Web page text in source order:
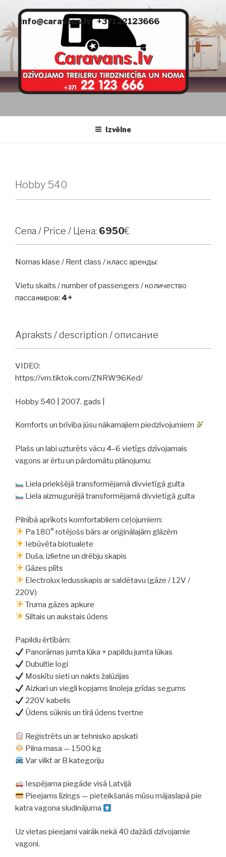
saturu
Izvēlne
Hobby 540
Cena / Price / Цена: 6950€
Nomas klase / Rent class / класс аренды:
Vietu skaits / number of passengers / количество
пассажиров: 4+
Apraksts / description / описание
VIDEO:
https://vm.tiktok.com/ZNRW96Ked/
Hobby 540 | 2007. gads |
Komforts un brīvība jūsu nākamajiem piedzīvojumiem
Plašs un labi uzturēts vācu 4–6 vietīgs dzīvojamais
vagons ar ērtu un pārdomātu plānojumu:
Liela priekšējā transformējamā divvietīgā gulta
Liela aizmugurējā transformējamā divvietīgā gulta
Pilnībā aprīkots komfortabliem ceļojumiem:
Pa 180° rotējošs bārs ar oriģinālajām glāzēm
Iebūvēta biotualete
Duša, izlietne un drēbju skapis
Gāzes plīts
Electrolux ledusskapis ar saldētavu (gāze / 12V /
220V)
Truma gāzes apkure
Siltais un aukstais ūdens
Papildu ērtībām:
Panorāmas jumta lūka + papildu jumta lūkas
Dubultie logi
Moskītu sieti un nakts žalūzijas
Aizkari un viegli kopjams linoleja grīdas segums
220V kabelis
Ūdens sūknis un tīrā ūdens tvertne
Reģistrēts un ar tehnisko apskati
Pilna masa — 1500 kg
Var vilkt ar B kategoriju
Iespējama piegāde visā Latvijā
Pieejams līzings — pieteikšanās mūsu mājaslapā pie
katra vagona sludinājuma
Uz vietas pieejami vairāk nekā 40 dažādi dzīvojamie
vagoni.
info@caravans.lv +37122123666